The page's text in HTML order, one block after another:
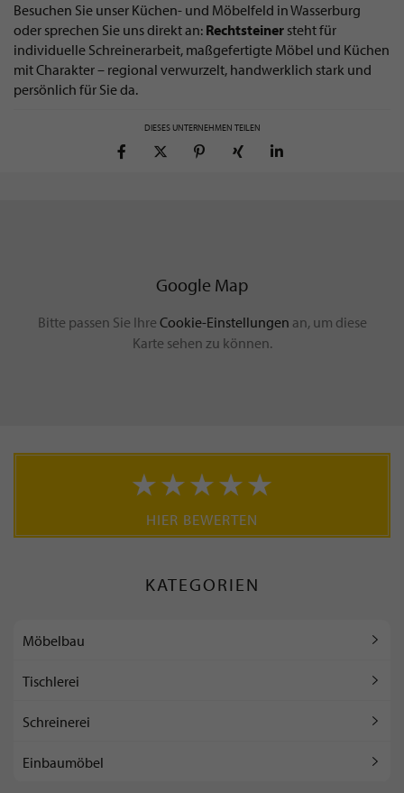
Besuchen Sie unser Küchen- und Möbelfeld in Wasserburg
oder sprechen Sie uns direkt an: Rechtsteiner steht für
individuelle Schreinerarbeit, maßgefertigte Möbel und Küchen
mit Charakter – regional verwurzelt, handwerklich stark und
persönlich für Sie da.
DIESES UNTERNEHMEN TEILEN
Google Map
Bitte passen Sie Ihre Cookie-Einstellungen an, um diese
Karte sehen zu können.
HIER BEWERTEN
KATEGORIEN
Möbelbau
Tischlerei
Schreinerei
Einbaumöbel